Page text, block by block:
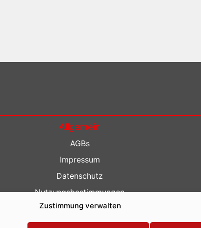
Zustimmung verwalten
Allgemein
AGBs
Impressum
Datenschutz
Nutzungsbestimmungen
Kontakt
Barrierefreiheit